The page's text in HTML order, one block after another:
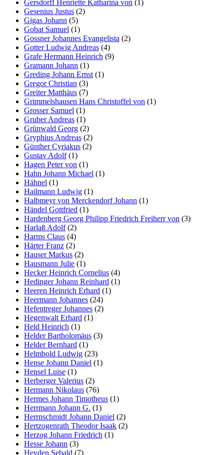
Gersdorff Henriette Katharina von (1)
Gesenius Justus (2)
Gigas Johann (5)
Gobat Samuel (1)
Gossner Johannes Evangelista (2)
Gotter Ludwig Andreas (4)
Grafe Hermann Heinrich (9)
Gramann Johann (1)
Greding Johann Ernst (1)
Gregor Christian (3)
Greiter Matthäus (7)
Grimmelshausen Hans Christoffel von (1)
Grosser Samuel (1)
Gruber Andreas (1)
Grünwald Georg (2)
Gryphius Andreas (2)
Günther Cyriakus (2)
Gustav Adolf(1)
Hagen Peter von (1)
Hahn Johann Michael (1)
Hähnel (1)
Hailmann Ludwig (1)
Halbmeyr von Merckendorf Johann (1)
Händel Gottfried (1)
Hardenberg Georg Philipp Friedrich Freiherr von (3)
Harlaß Adolf(2)
Harms Claus (4)
Härter Franz (2)
Hauser Markus (2)
Hausmann Julie (1)
Hecker Heinrich Cornelius (4)
Hedinger Johann Reinhard (1)
Heeren Heinrich Erhard (1)
Heermann Johannes (24)
Hefentreger Johannes (2)
Hegenwalt Erhard (1)
Held Heinrich (1)
Helder Bartholomäus (3)
Helder Bernhard (1)
Helmbold Ludwig (23)
Hense Johann Daniel (1)
Hensel Luise (1)
Herberger Valerius (2)
Hermann Nikolaus (76)
Hermes Johann Timotheus (1)
Herrmann Johann G. (1)
Herrnschmidt Johann Daniel (2)
Hertzogenrath Theodor Isaak (2)
Herzog Johann Friedrich (1)
Hesse Johann (3)
Heyden Sebald (7)